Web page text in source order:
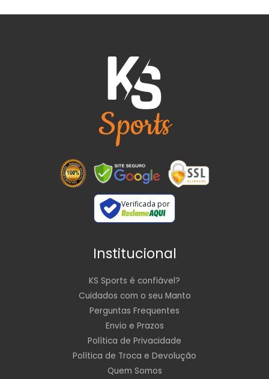
Verificada por
Institucional
KS Sports é confiável?
Cuidados com o seu Manto
Perguntas Frequentes
Envio e Prazos
Política de Privacidade
Política de Troca e Devolução
Quem Somos